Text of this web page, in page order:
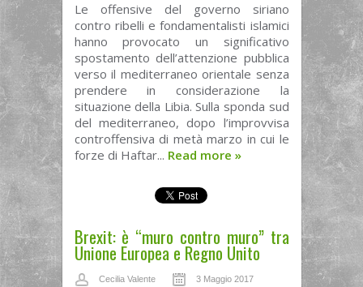
Le offensive del governo siriano
contro ribelli e fondamentalisti islamici
hanno provocato un significativo
spostamento dell’attenzione pubblica
verso il mediterraneo orientale senza
prendere in considerazione la
situazione della Libia. Sulla sponda sud
del mediterraneo, dopo l’improvvisa
controffensiva di metà marzo in cui le
forze di Haftar... Read more »
Brexit: è “muro contro muro” tra
Unione Europea e Regno Unito
Cecilia Valente 3 Maggio 2017